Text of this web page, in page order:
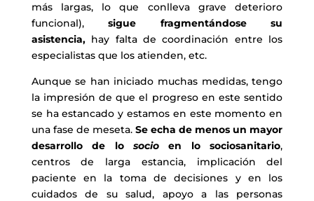
más largas, lo que conlleva grave deterioro
funcional),sigue fragmentándose su
asistencia,hay falta de coordinación entre los
especialistas que los atienden, etc.
Aunque se han iniciado muchas medidas, tengo
la impresión de que el progreso en este sentido
se ha estancado y estamos en este momento en
una fase de meseta. Se echa de menos un mayor
desarrollo de lo socioen lo sociosanitario,
centros de larga estancia, implicación del
paciente en la toma de decisiones y en los
cuidados de su salud, apoyo a las personas